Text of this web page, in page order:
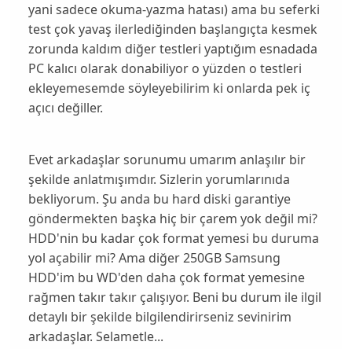
yani sadece okuma-yazma hatası) ama bu seferki
test çok yavaş ilerlediğinden başlangıçta kesmek
zorunda kaldım diğer testleri yaptığım esnadada
PC kalıcı olarak donabiliyor o yüzden o testleri
ekleyemesemde söyleyebilirim ki onlarda pek iç
açıcı değiller.
Evet arkadaşlar sorunumu umarım anlaşılır bir
şekilde anlatmışımdır. Sizlerin yorumlarınıda
bekliyorum. Şu anda bu hard diski garantiye
göndermekten başka hiç bir çarem yok değil mi?
HDD'nin bu kadar çok format yemesi bu duruma
yol açabilir mi? Ama diğer 250GB Samsung
HDD'im bu WD'den daha çok format yemesine
rağmen takır takır çalışıyor. Beni bu durum ile ilgil
detaylı bir şekilde bilgilendirirseniz sevinirim
arkadaşlar. Selametle...